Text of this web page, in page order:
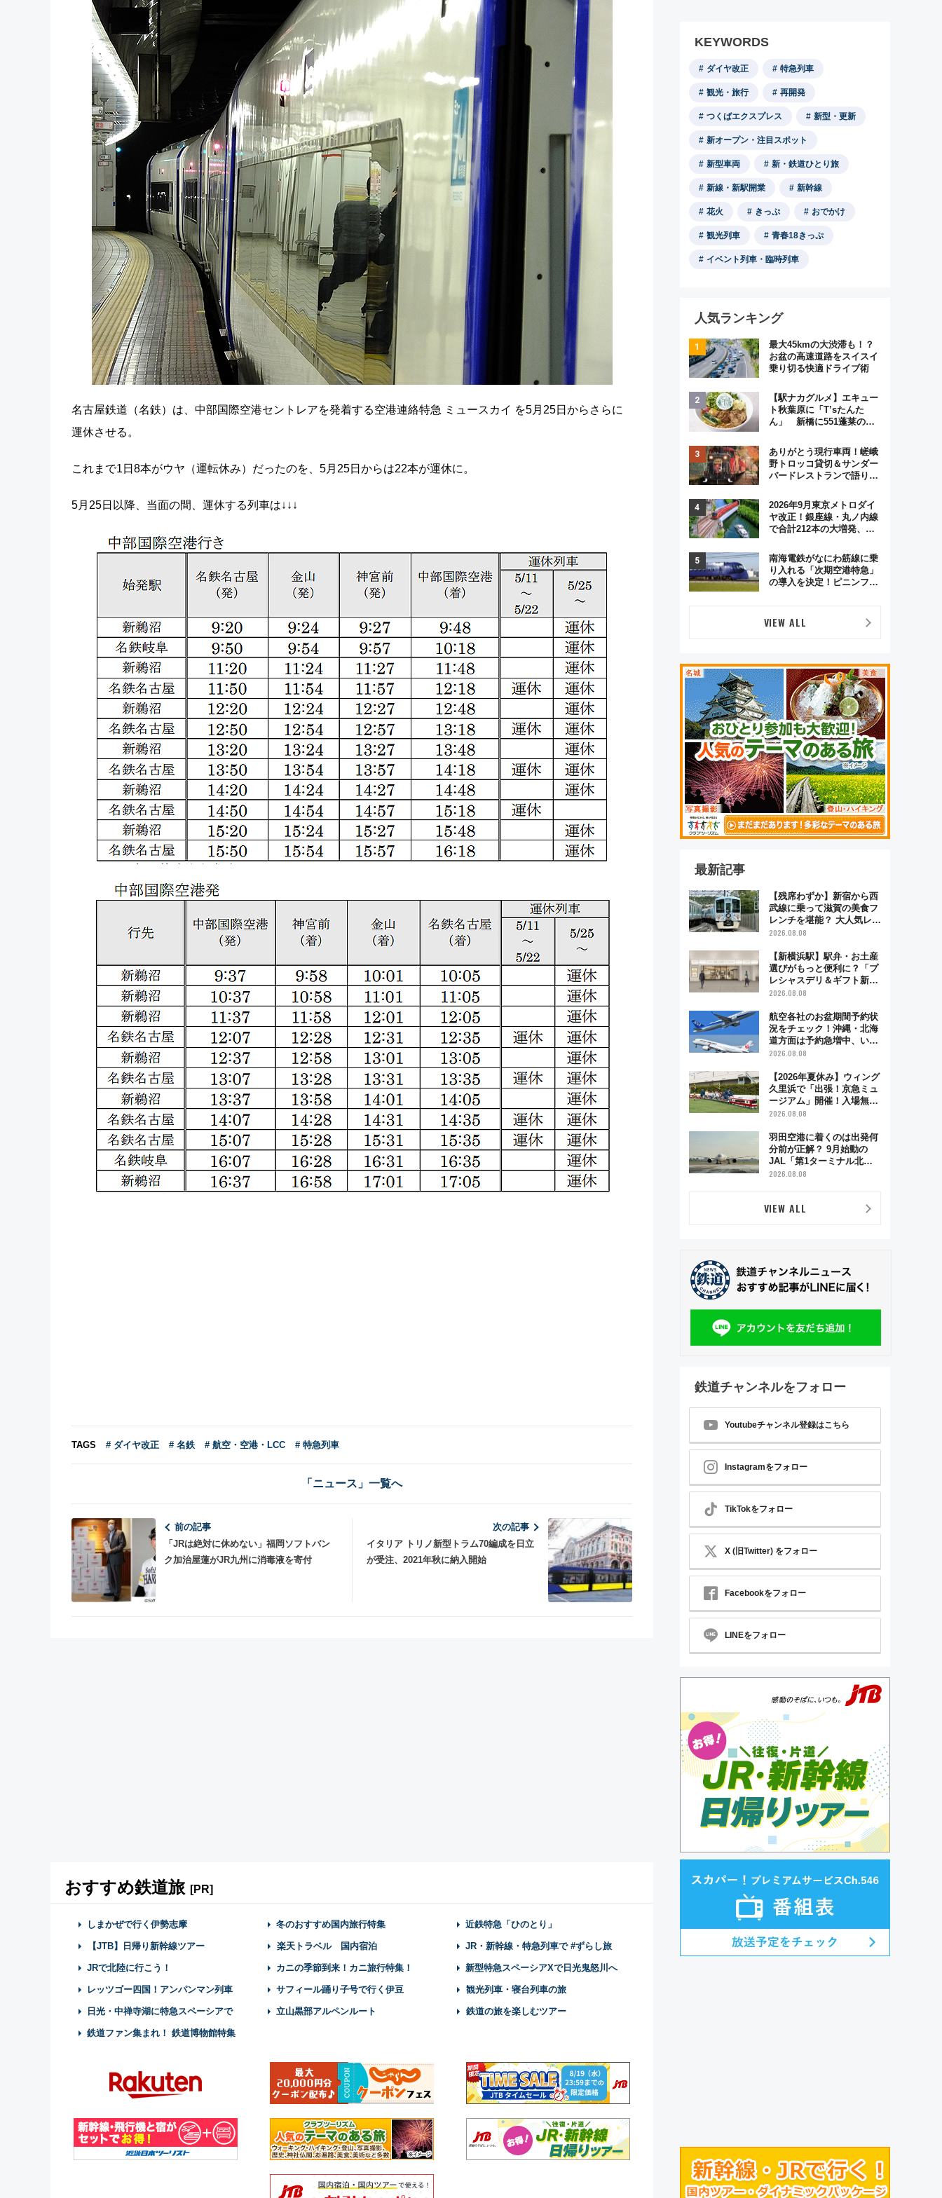
名古屋鉄道（名鉄）は、中部国際空港セントレアを発着する空港連絡特急 ミュースカイ を5月25日からさらに
運休させる。
これまで1日8本がウヤ（運転休み）だったのを、5月25日からは22本が運休に。
5月25日以降、当面の間、運休する列車は↓↓↓
TAGS # ダイヤ改正 # 名鉄 # 航空・空港・LCC # 特急列車
「ニュース」一覧へ
前の記事
「JRは絶対に休めない」福岡ソフトバン
ク加治屋蓮がJR九州に消毒液を寄付
次の記事
イタリア トリノ新型トラム70編成を日立
が受注、2021年秋に納入開始
おすすめ鉄道旅 [PR]
しまかぜで行く伊勢志摩 冬のおすすめ国内旅行特集 近鉄特急「ひのとり」
【JTB】日帰り新幹線ツアー 楽天トラベル 国内宿泊 JR・新幹線・特急列車で #ずらし旅
JRで北陸に行こう！ カニの季節到来！カニ旅行特集！ 新型特急スペーシアXで日光鬼怒川へ
レッツゴー四国！アンパンマン列車 サフィール踊り子号で行く伊豆 観光列車・寝台列車の旅
日光・中禅寺湖に特急スペーシアで 立山黒部アルペンルート 鉄道の旅を楽しむツアー
鉄道ファン集まれ！ 鉄道博物館特集
KEYWORDS
ダイヤ改正 特急列車
観光・旅行 再開発
つくばエクスプレス 新型・更新
新オープン・注目スポット
新型車両 新・鉄道ひとり旅
新線・新駅開業 新幹線
花火 きっぷ おでかけ
観光列車 青春18きっぷ
イベント列車・臨時列車
人気ランキング
最大45kmの大渋滞も！？
お盆の高速道路をスイスイ
乗り切る快適ドライブ術
【駅ナカグルメ】エキュー
ト秋葉原に「T’sたんた
ん」 新橋に551蓬莱の
オムライス専門店「肉とた
まご」新グルメ続々登場！
【2026年8月】
ありがとう現行車両！嵯峨
野トロッコ貸切＆サンダー
バードレストランで語り合
原トシヒロと行く！9月13
日「京都の鉄道満喫ツア
ー」開催
2026年9月東京メトロダイ
ヤ改正！銀座線・丸ノ内線
で合計212本の大増発、混
南海電鉄がなにわ筋線に乗
り入れる「次期空港特急」
の導入を決定！ピニンファ
VIEW ALL
最新記事
【残席わずか】新宿から西
武線に乗って滋賀の美食フ
レンチを堪能？ 大人気レス
トラン列車「52席の至福」
の特別コラボ
2026.08.08
【新横浜駅】駅弁・お土産
選びがもっと便利に？「プ
レシャスデリ＆ギフト新横
浜」がオープン 場所や営
2026.08.08
航空各社のお盆期間予約状
況をチェック！沖縄・北海
道方面は予約急増中、いま
から狙うべき日は？
2026.08.08
【2026年夏休み】ウィング
久里浜で「出張！京急ミュ
ージアム」開催！入場無料
でスタンプラリーや子ども
2026.08.08
羽田空港に着くのは出発何
分前が正解？ 9月始動の
JAL「第1ターミナル北側
サテライト」は徒歩1キロ
2026.08.08
VIEW ALL
鉄道チャンネルをフォロー
Youtubeチャンネル登録はこちら
Instagramをフォロー
TikTokをフォロー
X (旧Twitter) をフォロー
Facebookをフォロー
LINEをフォロー